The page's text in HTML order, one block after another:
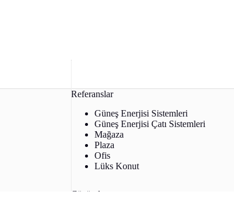
Referanslar
Güneş Enerjisi Sistemleri
Güneş Enerjisi Çatı Sistemleri
Mağaza
Plaza
Ofis
Lüks Konut
Çözümler